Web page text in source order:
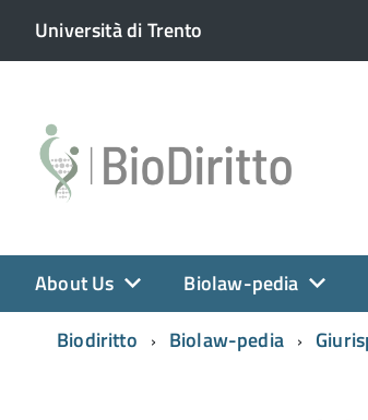
Università di Trento
About Us Biolaw-pedia
Biodiritto
Biolaw-pedia